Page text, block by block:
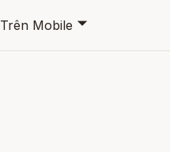
Trên Mobile 🞃